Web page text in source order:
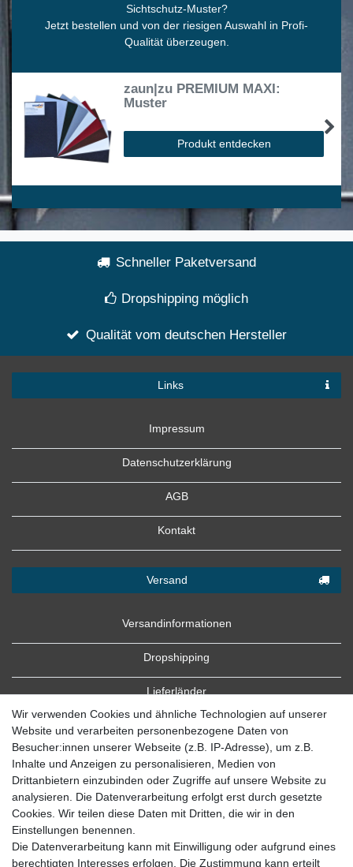
Sichtschutz-Muster?
Jetzt bestellen und von der riesigen Auswahl in Profi-
Qualität überzeugen.
zaun|zu PREMIUM MAXI:
Muster
Produkt entdecken
Schneller Paketversand
Dropshipping möglich
Qualität vom deutschen Hersteller
Links
Impressum
Datenschutzerklärung
AGB
Kontakt
Versand
Versandinformationen
Dropshipping
Lieferländer
Zahlung
Zahlungsbedingungen
Wir verwenden Cookies und ähnliche Technologien auf unserer
Website und verarbeiten personenbezogene Daten von
Besucher:innen unserer Webseite (z.B. IP-Adresse), um z.B.
Inhalte und Anzeigen zu personalisieren, Medien von
Drittanbietern einzubinden oder Zugriffe auf unsere Website zu
analysieren. Die Datenverarbeitung erfolgt erst durch gesetzte
Cookies. Wir teilen diese Daten mit Dritten, die wir in den
Einstellungen benennen.
Die Datenverarbeitung kann mit Einwilligung oder aufgrund eines
berechtigten Interesses erfolgen. Die Zustimmung kann erteilt